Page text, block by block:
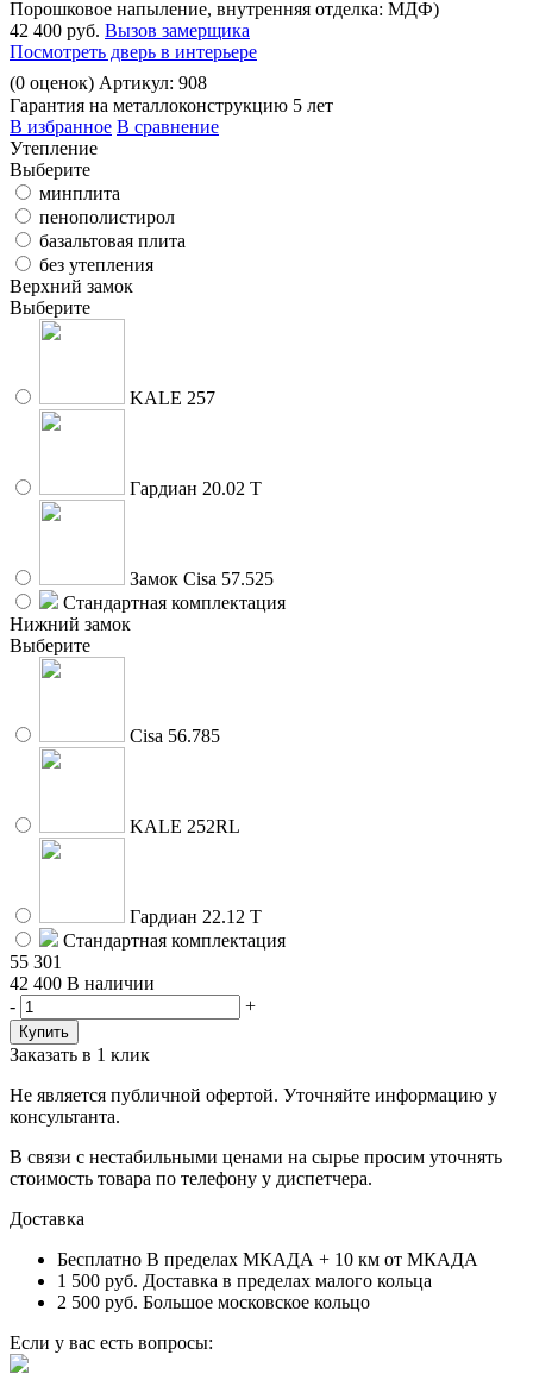
Порошковое напыление, внутренняя отделка: МДФ)
42 400 руб. Вызов замерщика
Посмотреть дверь в интерьере
(0 оценок) Артикул: 908
Гарантия на металлоконструкцию 5 лет
В избранное В сравнение
Утепление
Выберите
минплита
пенополистирол
базальтовая плита
без утепления
Верхний замок
Выберите
KALE 257
Гардиан 20.02 Т
Замок Cisa 57.525
Стандартная комплектация
Нижний замок
Выберите
Cisa 56.785
KALE 252RL
Гардиан 22.12 Т
Стандартная комплектация
55 301
42 400 В наличии
-
+
Заказать в 1 клик
Не является публичной офертой. Уточняйте информацию у
консультанта.
В связи с нестабильными ценами на сырье просим уточнять
стоимость товара по телефону у диспетчера.
Доставка
Бесплатно В пределах МКАДА + 10 км от МКАДА
1 500 руб. Доставка в пределах малого кольца
2 500 руб. Большое московское кольцо
Если у вас есть вопросы: